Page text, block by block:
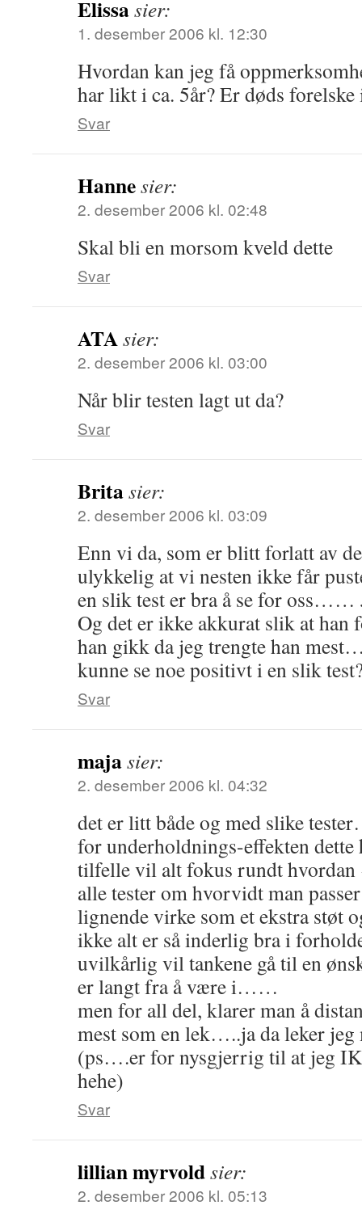
Elissasier:
1. desember 2006 kl. 12:30
Hvordan kan jeg få
har likt i ca. 5år? Er døds
Svar
Hannesier:
2. desember 2006 kl. 02:48
Skal bli en morsom kveld dette
Svar
ATAsier:
2. desember 2006 kl. 03:00
Når blir testen lagt ut da?
Svar
Britasier:
2. desember 2006 kl. 03:09
Enn vi da, som er blitt forlatt av
ulykkelig at vi nesten ikke får
en slik test er bra å se for
Og det er ikke akkurat slik at
han gikk da jeg trengte han
kunne se noe positivt i en slik
Svar
majasier:
2. desember 2006 kl. 04:32
det er litt både og med slike
for underholdnings-effekten
tilfelle vil alt fokus rundt
alle tester om hvorvidt man
lignende virke som et ekstra støt
ikke alt er så inderlig bra i
uvilkårlig vil tankene gå til en
er langt fra å være i……
men for all del, klarer man å
mest som en lek…..ja da leker
(ps….er for nysgjerrig til at jeg
hehe)
Svar
lillian myrvoldsier:
2. desember 2006 kl. 05:13